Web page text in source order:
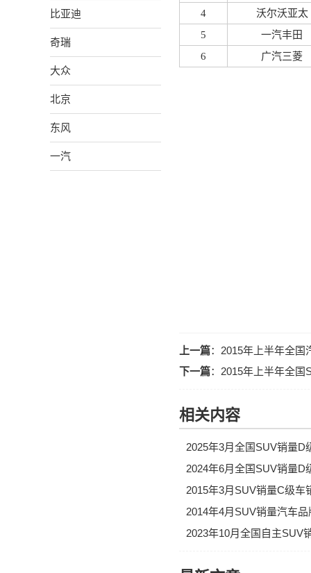
比亚迪
奇瑞
大众
北京
东风
一汽
4
沃尔沃亚太
5
一汽丰田
6
广汽三菱
上一篇： 2015年上半年全国
下一篇： 2015年上半年全国
相关内容
2025年3月全国SUV销量D
2024年6月全国SUV销量D
2015年3月SUV销量C级车
2014年4月SUV销量汽车
2023年10月全国自主SUV